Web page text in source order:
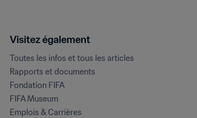
Visitez également
Toutes les infos et tous les articles
Rapports et documents
Fondation FIFA
FIFA Museum
Emplois & Carrières